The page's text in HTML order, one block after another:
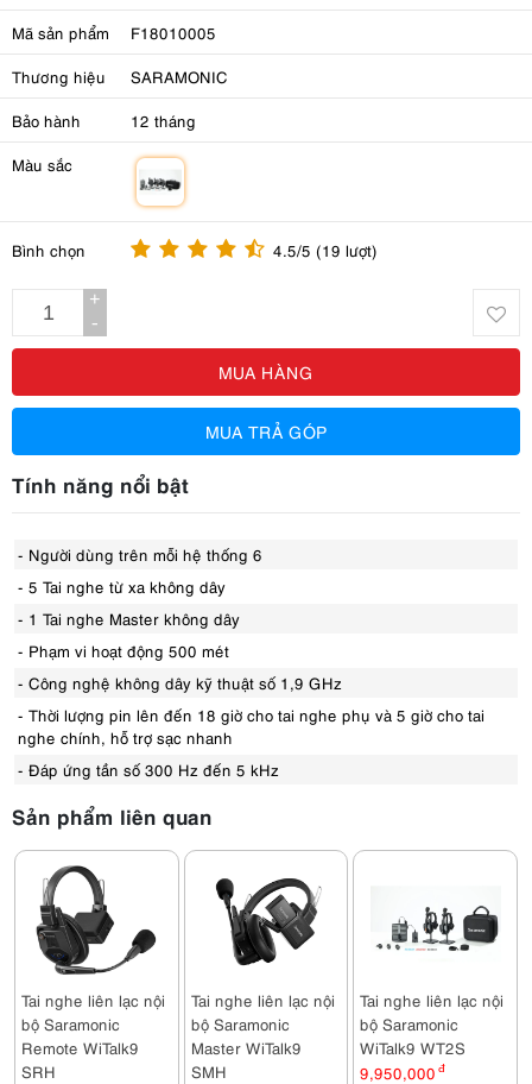
Mã sản phẩm F18010005
Thương hiệu SARAMONIC
Bảo hành 12 tháng
Màu sắc
Bình chọn 4.5/5 (19 lượt)
+
-
MUA HÀNG
MUA TRẢ GÓP
Tính năng nổi bật
- Người dùng trên mỗi hệ thống 6
- 5 Tai nghe từ xa không dây
- 1 Tai nghe Master không dây
- Phạm vi hoạt động 500 mét
- Công nghệ không dây kỹ thuật số 1,9 GHz
- Thời lượng pin lên đến 18 giờ cho tai nghe phụ và 5 giờ cho tai
nghe chính, hỗ trợ sạc nhanh
- Đáp ứng tần số 300 Hz đến 5 kHz
Sản phẩm liên quan
Tai nghe liên lạc nội
bộ Saramonic
Remote WiTalk9
SRH
Tai nghe liên lạc nội
bộ Saramonic
Master WiTalk9
SMH
Tai nghe liên lạc nội
bộ Saramonic
WiTalk9 WT2S
9,950,000 đ